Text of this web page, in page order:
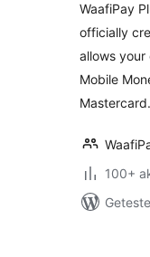
WaafiPay
officially
allows
Mobile
Mastercard.
100+